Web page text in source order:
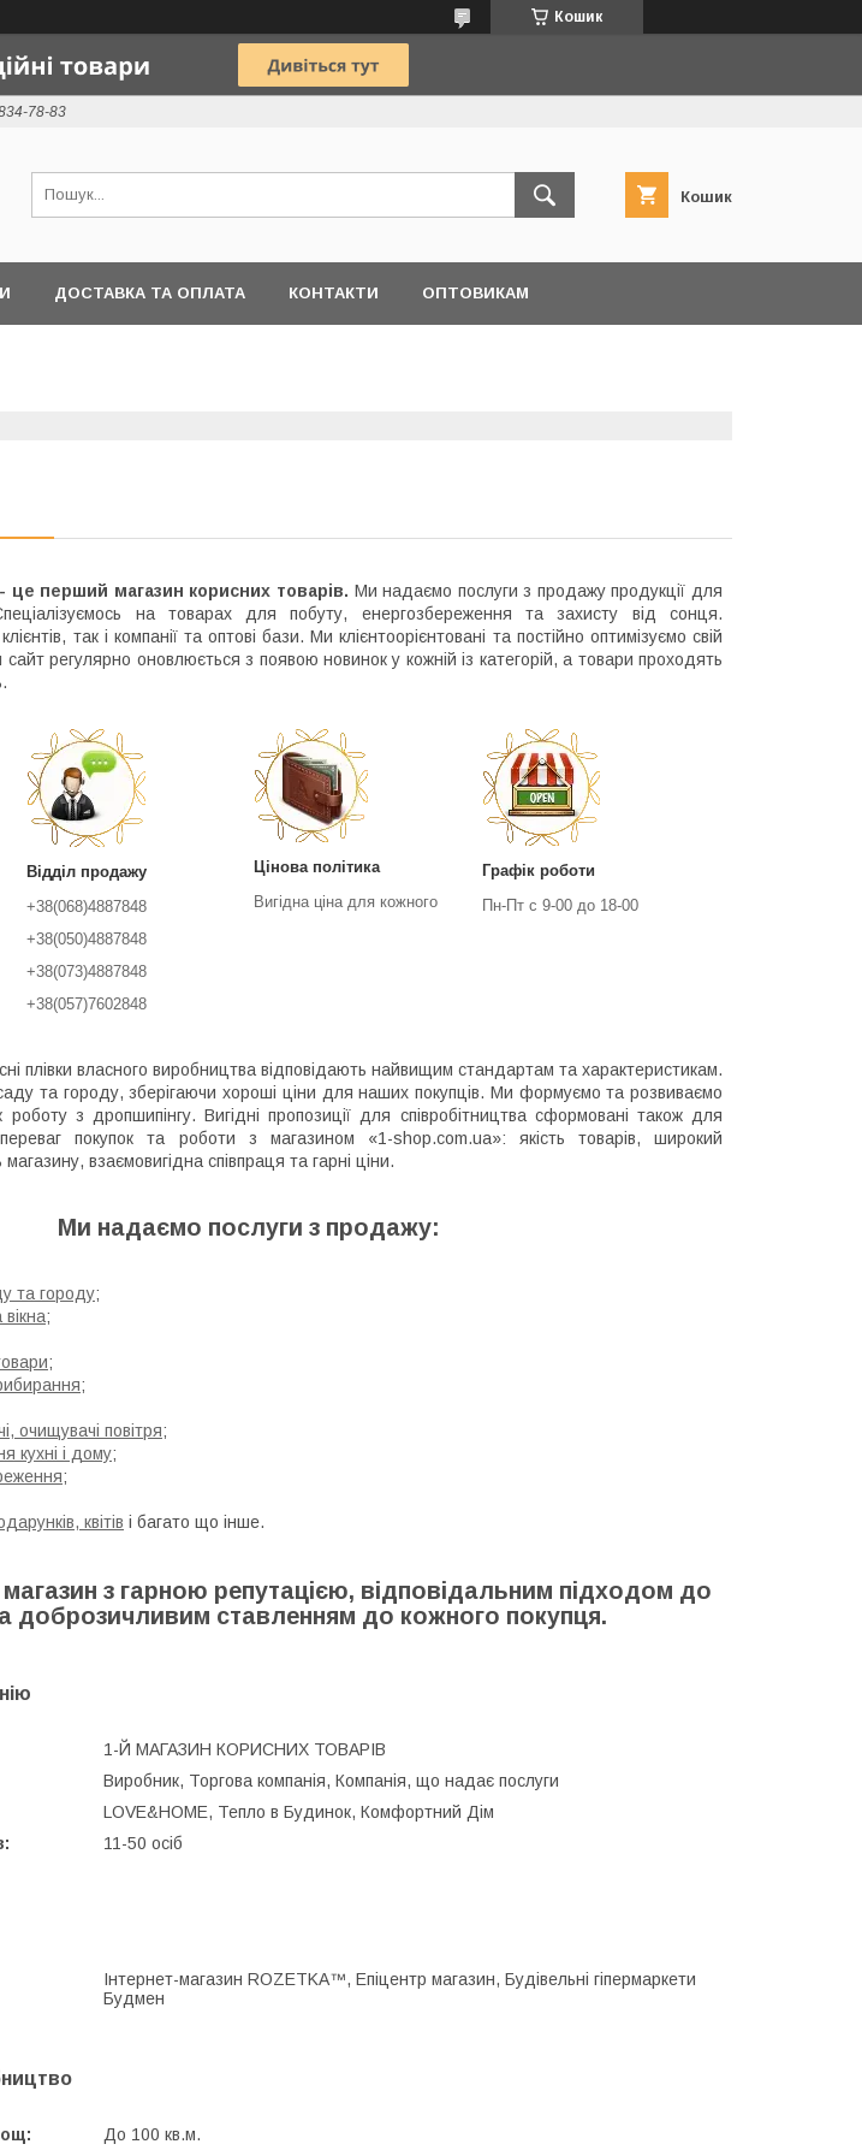
Кошик
78-83
Кошик
ДОСТАВКА ТА ОПЛАТА КОНТАКТИ ОПТОВИКАМ
це перший магазин корисних товарів. Ми надаємо послуги з продажу продукції для
на товарах для побуту, енергозбереження та захисту від сонця.
так і компанії та оптові бази. Ми клієнтоорієнтовані та постійно оптимізуємо свій
регулярно оновлюється з появою новинок у кожній із категорій, а товари проходять
Відділ продажу
+38(068)4887848
+38(050)4887848
+38(073)4887848
+38(057)7602848
Цінова політика
Вигідна ціна для кожного
Графік роботи
Пн-Пт с 9-00 до 18-00
плівки власного виробництва відповідають найвищим стандартам та характеристикам.
та городу, зберігаючи хороші ціни для наших покупців. Ми формуємо та розвиваємо
з дропшипінгу. Вигідні пропозиції для співробітництва сформовані також для
покупок та роботи з магазином «1-shop.com.ua»: якість товарів, широкий
взаємовигідна співпраця та гарні ціни.
Ми надаємо послуги з продажу:
та городу;
;
;
;
очищувачі повітря;
кухні і дому;
;
квітів і багато що інше.
з гарною репутацією, відповідальним підходом до
доброзичливим ставленням до кожного покупця.
1-Й МАГАЗИН КОРИСНИХ ТОВАРІВ
Виробник, Торгова компанія, Компанія, що надає послуги
LOVE&НOME, Тепло в Будинок, Комфортний Дім
11-50 осіб
Інтернет-магазин ROZETKA™, Епіцентр магазин, Будівельні гіпермаркети
Будмен
До 100 кв.м.